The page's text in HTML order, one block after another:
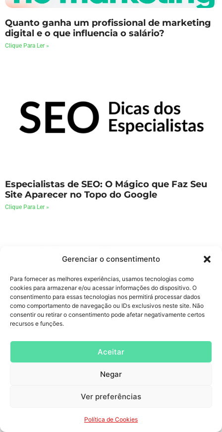
Gerenciar o consentimento
Para fornecer as melhores experiências, usamos tecnologias como
cookies para armazenar e/ou acessar informações do dispositivo. O
consentimento para essas tecnologias nos permitirá processar dados
como comportamento de navegação ou IDs exclusivos neste site. Não
consentir ou retirar o consentimento pode afetar negativamente certos
recursos e funções.
Aceitar
Negar
Ver preferências
Política de Cookies
Quanto ganha um profissional de marketing
digital e o que influencia o salário?
Clique Para Ler »
Especialistas de SEO: O Mágico que Faz Seu
Site Aparecer no Topo do Google
Clique Para Ler »
Copywriting – Textos Persuasivos que te
fazem vender todos os dias!